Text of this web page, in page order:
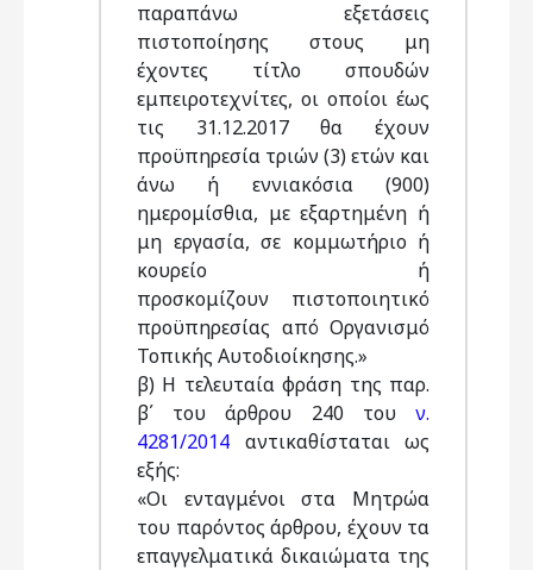
παραπάνω εξετάσεις
πιστοποίησης στους μη
έχοντες τίτλο σπουδών
εμπειροτεχνίτες, οι οποίοι έως
τις 31.12.2017 θα έχουν
προϋπηρεσία τριών (3) ετών και
άνω ή εννιακόσια (900)
ημερομίσθια, με εξαρτημένη ή
μη εργασία, σε κομμωτήριο ή
κουρείο ή
προσκομίζουν πιστοποιητικό
προϋπηρεσίας από Οργανισμό
Τοπικής Αυτοδιοίκησης.»
β) Η τελευταία φράση της παρ.
β΄ του άρθρου 240 του ν.
4281/2014 αντικαθίσταται ως
εξής:
«Οι ενταγμένοι στα Μητρώα
του παρόντος άρθρου, έχουν τα
επαγγελματικά δικαιώματα της